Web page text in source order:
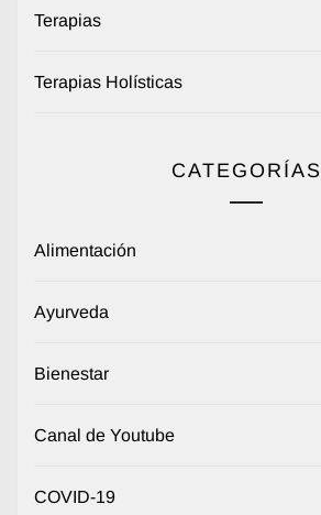
Terapias
Terapias Holísticas
CATEGORÍAS
Alimentación
Ayurveda
Bienestar
Canal de Youtube
COVID-19